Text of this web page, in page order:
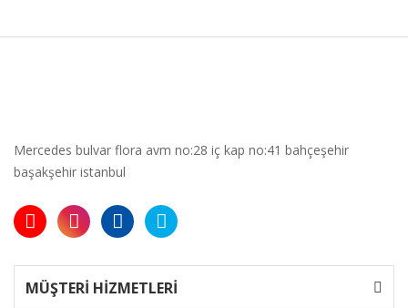
Mercedes bulvar flora avm no:28 iç kap no:41 bahçeşehir
başakşehir istanbul
MÜŞTERİ HİZMETLERİ